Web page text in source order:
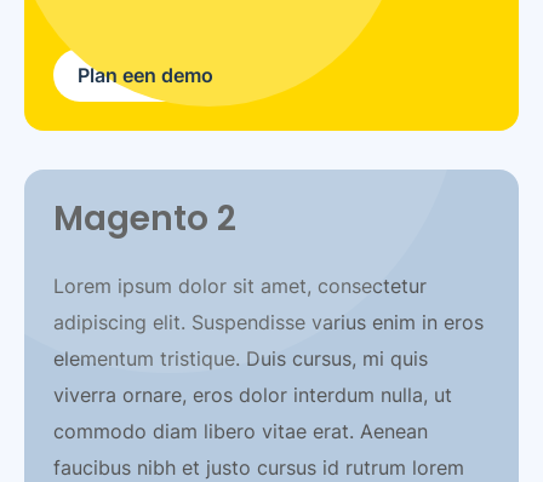
Plan een demo
Magento 2
Lorem ipsum dolor sit amet, consectetur
adipiscing elit. Suspendisse varius enim in eros
elementum tristique. Duis cursus, mi quis
viverra ornare, eros dolor interdum nulla, ut
commodo diam libero vitae erat. Aenean
faucibus nibh et justo cursus id rutrum lorem